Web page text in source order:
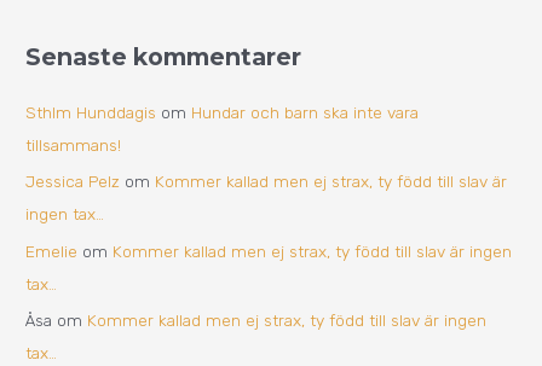
Senaste kommentarer
Sthlm Hunddagis om Hundar och barn ska inte vara
tillsammans!
Jessica Pelz om Kommer kallad men ej strax, ty född till slav är
ingen tax…
Emelie om Kommer kallad men ej strax, ty född till slav är ingen
tax…
Åsa om Kommer kallad men ej strax, ty född till slav är ingen
tax…